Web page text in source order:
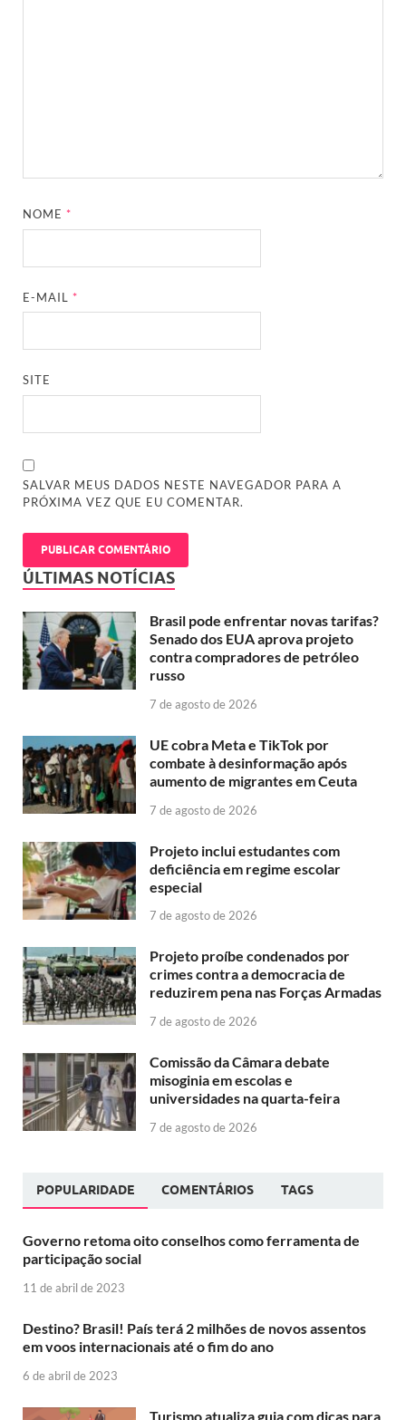
NOME*
E-MAIL*
SITE
SALVAR MEUS DADOS NESTE NAVEGADOR PARA A
PRÓXIMA VEZ QUE EU COMENTAR.
ÚLTIMAS NOTÍCIAS
Brasil pode enfrentar novas tarifas?
Senado dos EUA aprova projeto
contra compradores de petróleo
russo
7 de agosto de 2026
UE cobra Meta e TikTok por
combate à desinformação após
aumento de migrantes em Ceuta
7 de agosto de 2026
Projeto inclui estudantes com
deficiência em regime escolar
especial
7 de agosto de 2026
Projeto proíbe condenados por
crimes contra a democracia de
reduzirem pena nas Forças Armadas
7 de agosto de 2026
Comissão da Câmara debate
misoginia em escolas e
universidades na quarta-feira
7 de agosto de 2026
POPULARIDADE COMENTÁRIOS TAGS
Governo retoma oito conselhos como ferramenta de
participação social
11 de abril de 2023
Destino? Brasil! País terá 2 milhões de novos assentos
em voos internacionais até o fim do ano
6 de abril de 2023
Turismo atualiza guia com dicas para